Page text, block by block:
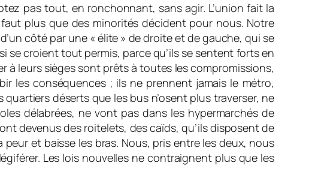
pas tout, en ronchonnant, sans agir. L’union fait la
plus que des minorités décident pour nous. Notre
côté par une « élite » de droite et de gauche, qui se
se croient tout permis, parce qu’ils se sentent forts en
à leurs sièges sont prêts à toutes les compromissions,
les conséquences ; ils ne prennent jamais le métro,
déserts que les bus n’osent plus traverser, ne
délabrées, ne vont pas dans les hypermarchés de
devenus des roitelets, des caïds, qu’ils disposent de
et baisse les bras. Nous, pris entre les deux, nous
Les lois nouvelles ne contraignent plus que les